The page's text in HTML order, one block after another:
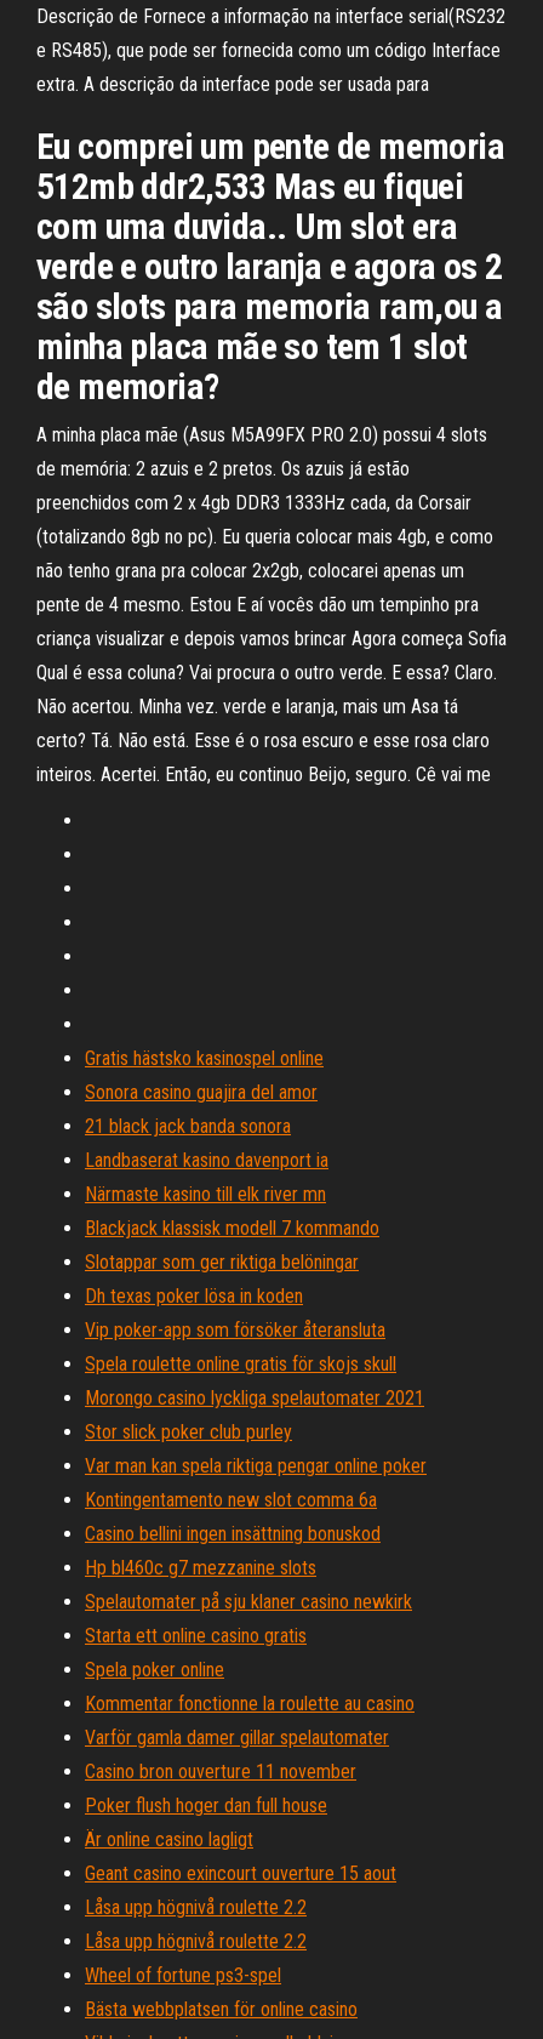
Descrição de Fornece a informação na interface serial(RS232
e RS485), que pode ser fornecida como um código Interface
extra. A descrição da interface pode ser usada para
Eu comprei um pente de memoria
512mb ddr2,533 Mas eu fiquei
com uma duvida.. Um slot era
verde e outro laranja e agora os 2
são slots para memoria ram,ou a
minha placa mãe so tem 1 slot
de memoria?
A minha placa mãe (Asus M5A99FX PRO 2.0) possui 4 slots
de memória: 2 azuis e 2 pretos. Os azuis já estão
preenchidos com 2 x 4gb DDR3 1333Hz cada, da Corsair
(totalizando 8gb no pc). Eu queria colocar mais 4gb, e como
não tenho grana pra colocar 2x2gb, colocarei apenas um
pente de 4 mesmo. Estou E aí vocês dão um tempinho pra
criança visualizar e depois vamos brincar Agora começa Sofia
Qual é essa coluna? Vai procura o outro verde. E essa? Claro.
Não acertou. Minha vez. verde e laranja, mais um Asa tá
certo? Tá. Não está. Esse é o rosa escuro e esse rosa claro
inteiros. Acertei. Então, eu continuo Beijo, seguro. Cê vai me
Gratis hästsko kasinospel online
Sonora casino guajira del amor
21 black jack banda sonora
Landbaserat kasino davenport ia
Närmaste kasino till elk river mn
Blackjack klassisk modell 7 kommando
Slotappar som ger riktiga belöningar
Dh texas poker lösa in koden
Vip poker-app som försöker återansluta
Spela roulette online gratis för skojs skull
Morongo casino lyckliga spelautomater 2021
Stor slick poker club purley
Var man kan spela riktiga pengar online poker
Kontingentamento new slot comma 6a
Casino bellini ingen insättning bonuskod
Hp bl460c g7 mezzanine slots
Spelautomater på sju klaner casino newkirk
Starta ett online casino gratis
Spela poker online
Kommentar fonctionne la roulette au casino
Varför gamla damer gillar spelautomater
Casino bron ouverture 11 november
Poker flush hoger dan full house
Är online casino lagligt
Geant casino exincourt ouverture 15 aout
Låsa upp högnivå roulette 2.2
Låsa upp högnivå roulette 2.2
Wheel of fortune ps3-spel
Bästa webbplatsen för online casino